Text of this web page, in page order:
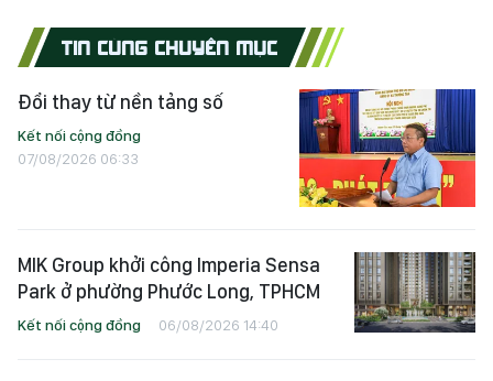
TIN CÙNG CHUYÊN MỤC
Đổi thay từ nền tảng số
Kết nối cộng đồng
07/08/2026 06:33
MIK Group khởi công Imperia Sensa
Park ở phường Phước Long, TPHCM
Kết nối cộng đồng 06/08/2026 14:40